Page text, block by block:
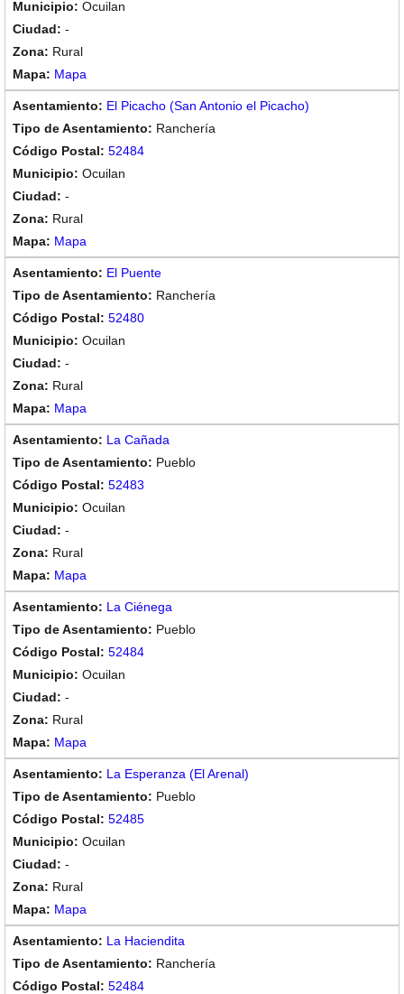
Ocuilan
-
Rural
Mapa
El Picacho (San Antonio el Picacho)
Ranchería
52484
Ocuilan
-
Rural
Mapa
El Puente
Ranchería
52480
Ocuilan
-
Rural
Mapa
La Cañada
Pueblo
52483
Ocuilan
-
Rural
Mapa
La Ciénega
Pueblo
52484
Ocuilan
-
Rural
Mapa
La Esperanza (El Arenal)
Pueblo
52485
Ocuilan
-
Rural
Mapa
La Haciendita
Ranchería
52484